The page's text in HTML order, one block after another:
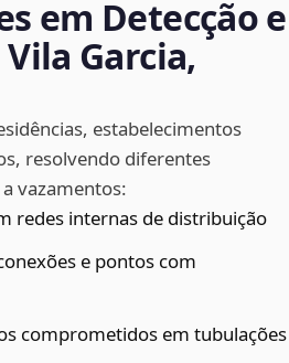
em Detecção e
Garcia,
estabelecimentos
resolvendo diferentes
vazamentos:
redes internas de distribuição
e pontos com
comprometidos em tubulações